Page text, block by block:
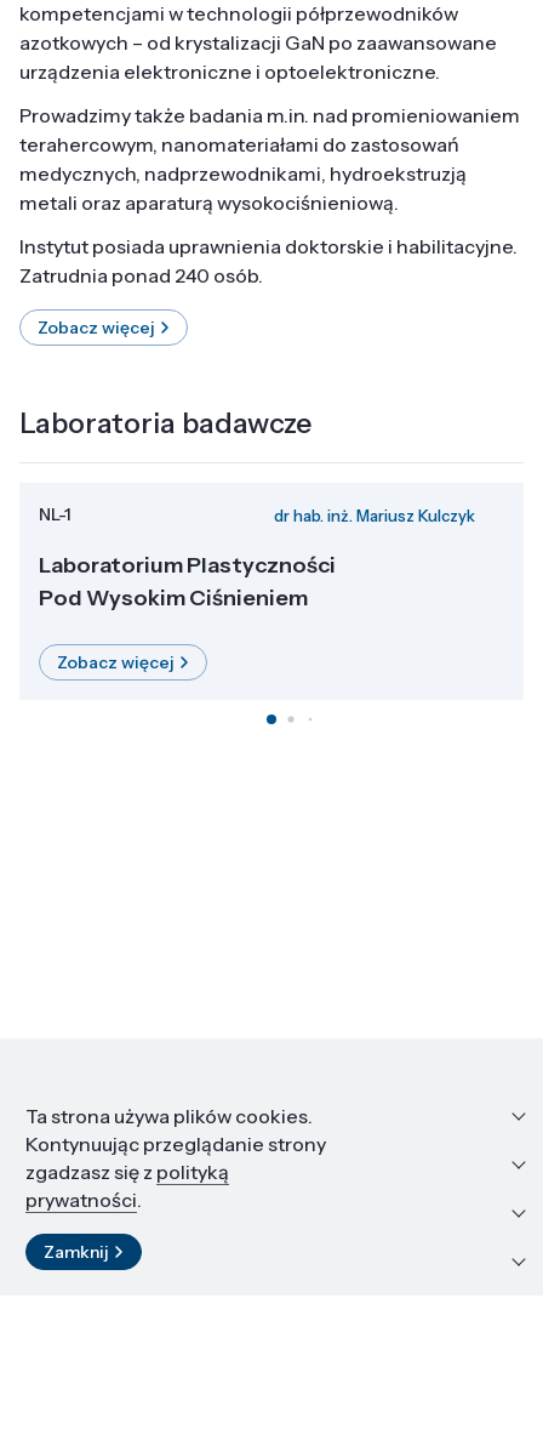
kompetencjami w technologii półprzewodników
azotkowych – od krystalizacji GaN po zaawansowane
urządzenia elektroniczne i optoelektroniczne.
Prowadzimy także badania m.in. nad promieniowaniem
terahercowym, nanomateriałami do zastosowań
medycznych, nadprzewodnikami, hydroekstruzją
metali oraz aparaturą wysokociśnieniową.
Instytut posiada uprawnienia doktorskie i habilitacyjne.
Zatrudnia ponad 240 osób.
Zobacz więcej
Laboratoria badawcze
NL-1 dr hab. inż. Mariusz Kulczyk
Laboratorium Plastyczności
Pod Wysokim Ciśnieniem
Zobacz więcej
Informacje
Edukacja i kariera
Zasoby i materiały
Kontakt
Ta strona używa plików cookies.
Kontynuując przeglądanie strony
zgadzasz się z polityką
prywatności.
Zamknij